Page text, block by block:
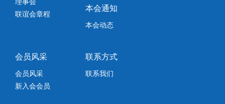
理事会
联谊会章程
本会通知
本会动态
会员风采
会员风采
新入会会员
联系方式
联系我们